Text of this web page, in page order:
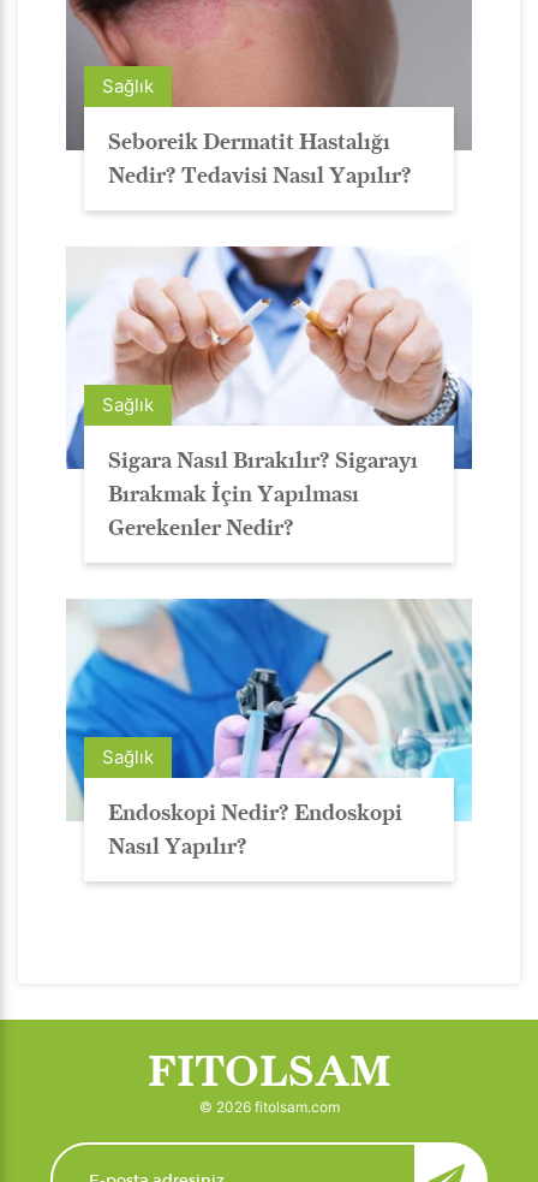
Sağlık
Seboreik Dermatit Hastalığı
Nedir? Tedavisi Nasıl Yapılır?
Sağlık
Sigara Nasıl Bırakılır? Sigarayı
Bırakmak İçin Yapılması
Gerekenler Nedir?
Sağlık
Endoskopi Nedir? Endoskopi
Nasıl Yapılır?
FITOLSAM
© 2026 fitolsam.com